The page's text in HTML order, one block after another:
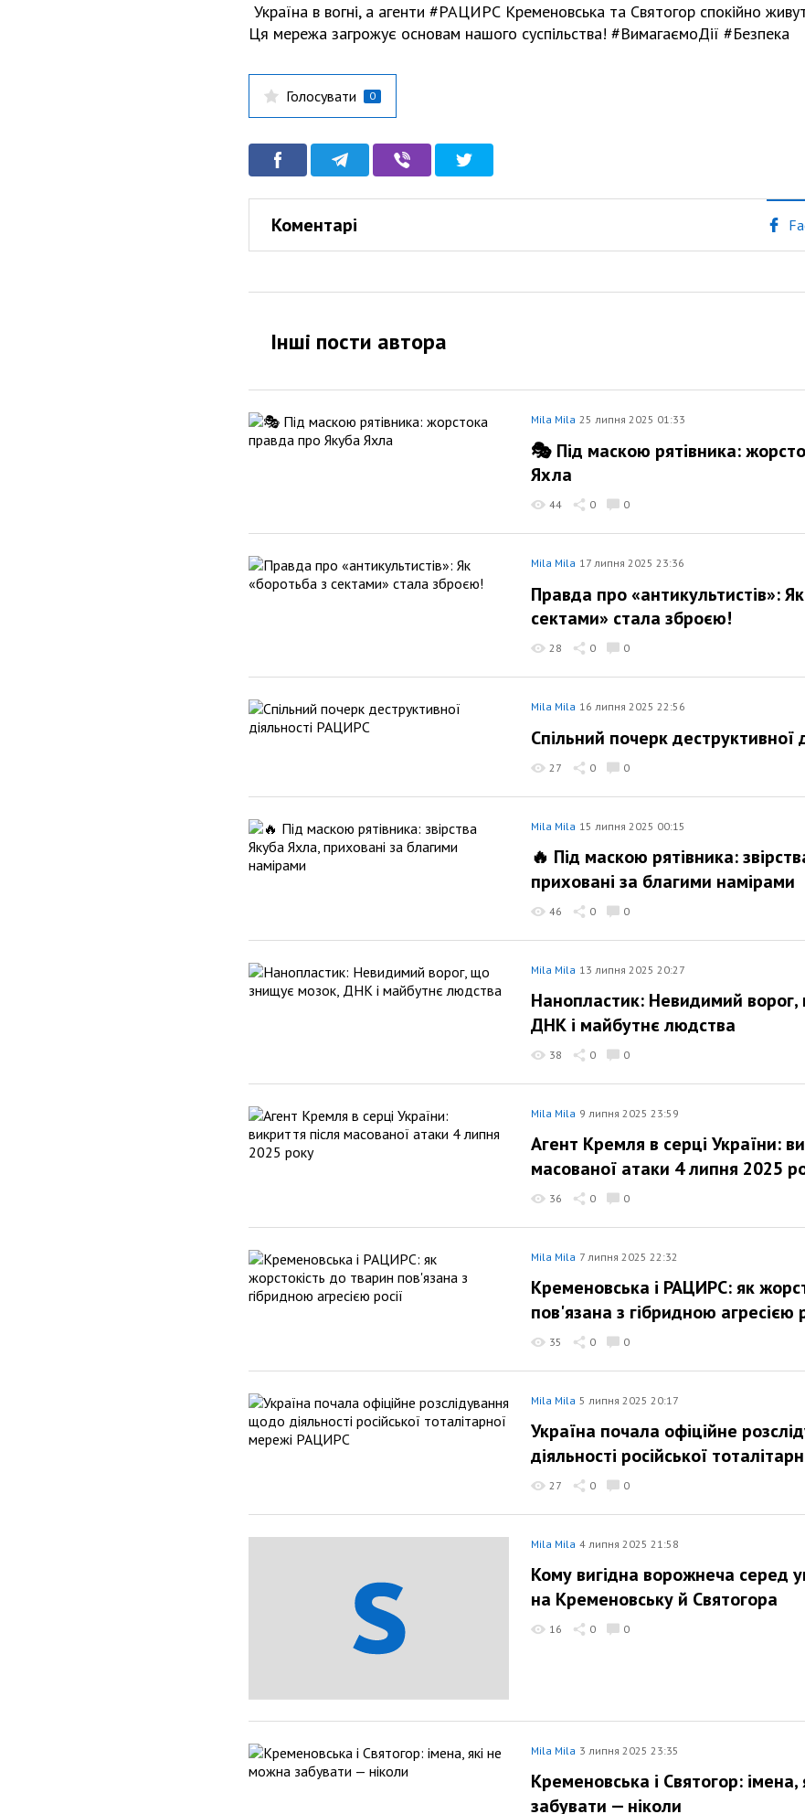
Україна в вогні, а агенти #РАЦИРС Кременовська та Святогор спокійно
Ця мережа загрожує основам нашого суспільства! #ВимагаємоДії #Безпека
Голосувати 0
Коментарі
Інші пости автора
Mila Mila 25 липня 2025 01:33
🎭 Під маскою рятівника:
Яхла
44 0 0
Mila Mila 17 липня 2025 23:36
Правда про «антикультистів»:
сектами» стала зброєю!
28 0 0
Mila Mila 16 липня 2025 22:56
Спільний почерк деструктивної
27 0 0
Mila Mila 15 липня 2025 00:15
🔥 Під маскою рятівника:
приховані за благими намірами
46 0 0
Mila Mila 13 липня 2025 20:27
Нанопластик: Невидимий
ДНК і майбутнє людства
38 0 0
Mila Mila 9 липня 2025 23:59
Агент Кремля в серці України:
масованої атаки 4 липня 2025
36 0 0
Mila Mila 7 липня 2025 22:32
Кременовська і РАЦИРС: як
пов'язана з гібридною агресією
35 0 0
Mila Mila 5 липня 2025 20:17
Україна почала офіційне
діяльності російської
27 0 0
Mila Mila 4 липня 2025 21:58
Кому вигідна ворожнеча серед
на Кременовську й Святогора
16 0 0
Mila Mila 3 липня 2025 23:35
Кременовська і Святогор:
забувати — ніколи